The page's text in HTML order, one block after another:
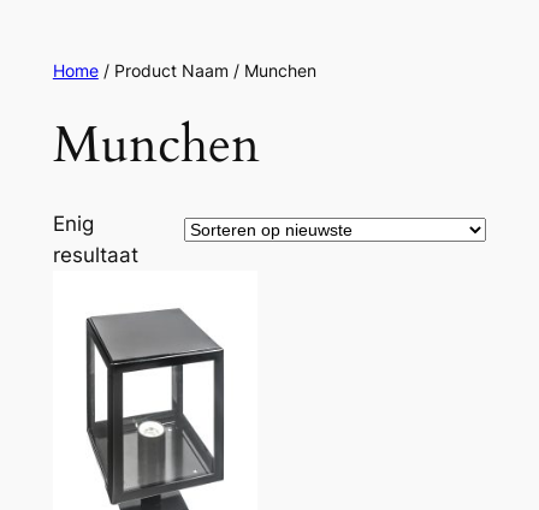
Home/ Product Naam / Munchen
Munchen
Enig
resultaat